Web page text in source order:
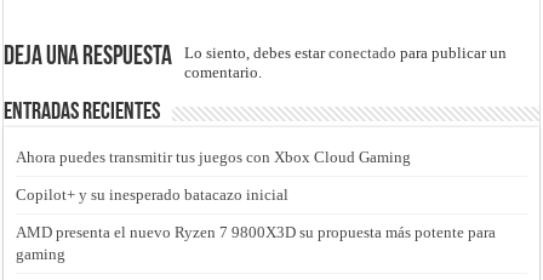
Deja una respuesta Lo siento, debes estarconectado para publicar un
comentario.
Entradas recientes
Ahora puedes transmitir tus juegos con Xbox Cloud Gaming
Copilot+ y su inesperado batacazo inicial
AMD presenta el nuevo Ryzen 7 9800X3D su propuesta más potente para
gaming